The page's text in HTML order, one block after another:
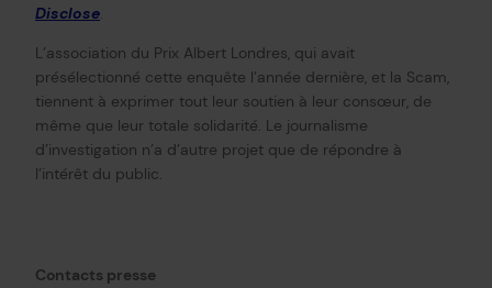
Disclose.
L’association du Prix Albert Londres, qui avait
présélectionné cette enquête l’année dernière, et la Scam,
tiennent à exprimer tout leur soutien à leur consœur, de
même que leur totale solidarité. Le journalisme
d’investigation n’a d’autre projet que de répondre à
l’intérêt du public.
Contacts presse